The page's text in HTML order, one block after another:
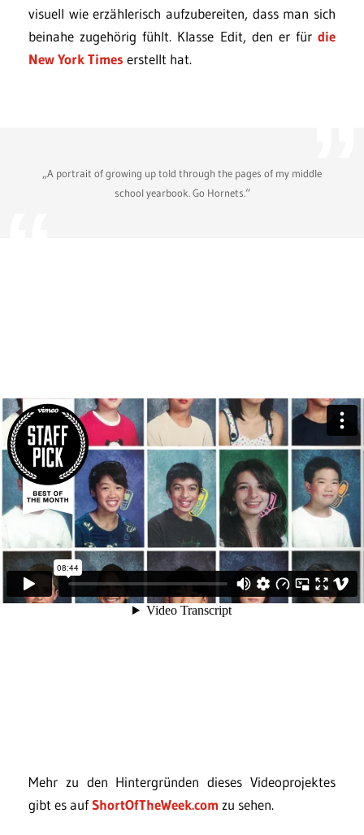
visuell wie erzählerisch aufzubereiten, dass man sich
beinahe zugehörig fühlt. Klasse Edit, den er für die
New York Times erstellt hat.
„A portrait of growing up told through the pages of my middle
school yearbook. Go Hornets.“
Mehr zu den Hintergründen dieses Videoprojektes
gibt es aufShortOfTheWeek.com zu sehen.